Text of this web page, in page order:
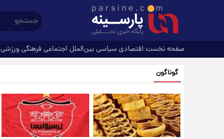
صفحه نخست اقتصادی سیاسی بین‌الملل اجتماعی فرهنگیورزشی
گوناگون